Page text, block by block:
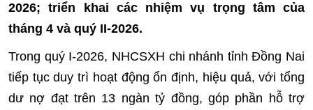
2026; triển khai các nhiệm vụ trọng tâm của
tháng 4 và quý II-2026.
Trong quý I-2026, NHCSXH chi nhánh tỉnh Đồng Nai
tiếp tục duy trì hoạt động ổn định, hiệu quả, với tổng
dư nợ đạt trên 13 ngàn tỷ đồng, góp phần hỗ trợ